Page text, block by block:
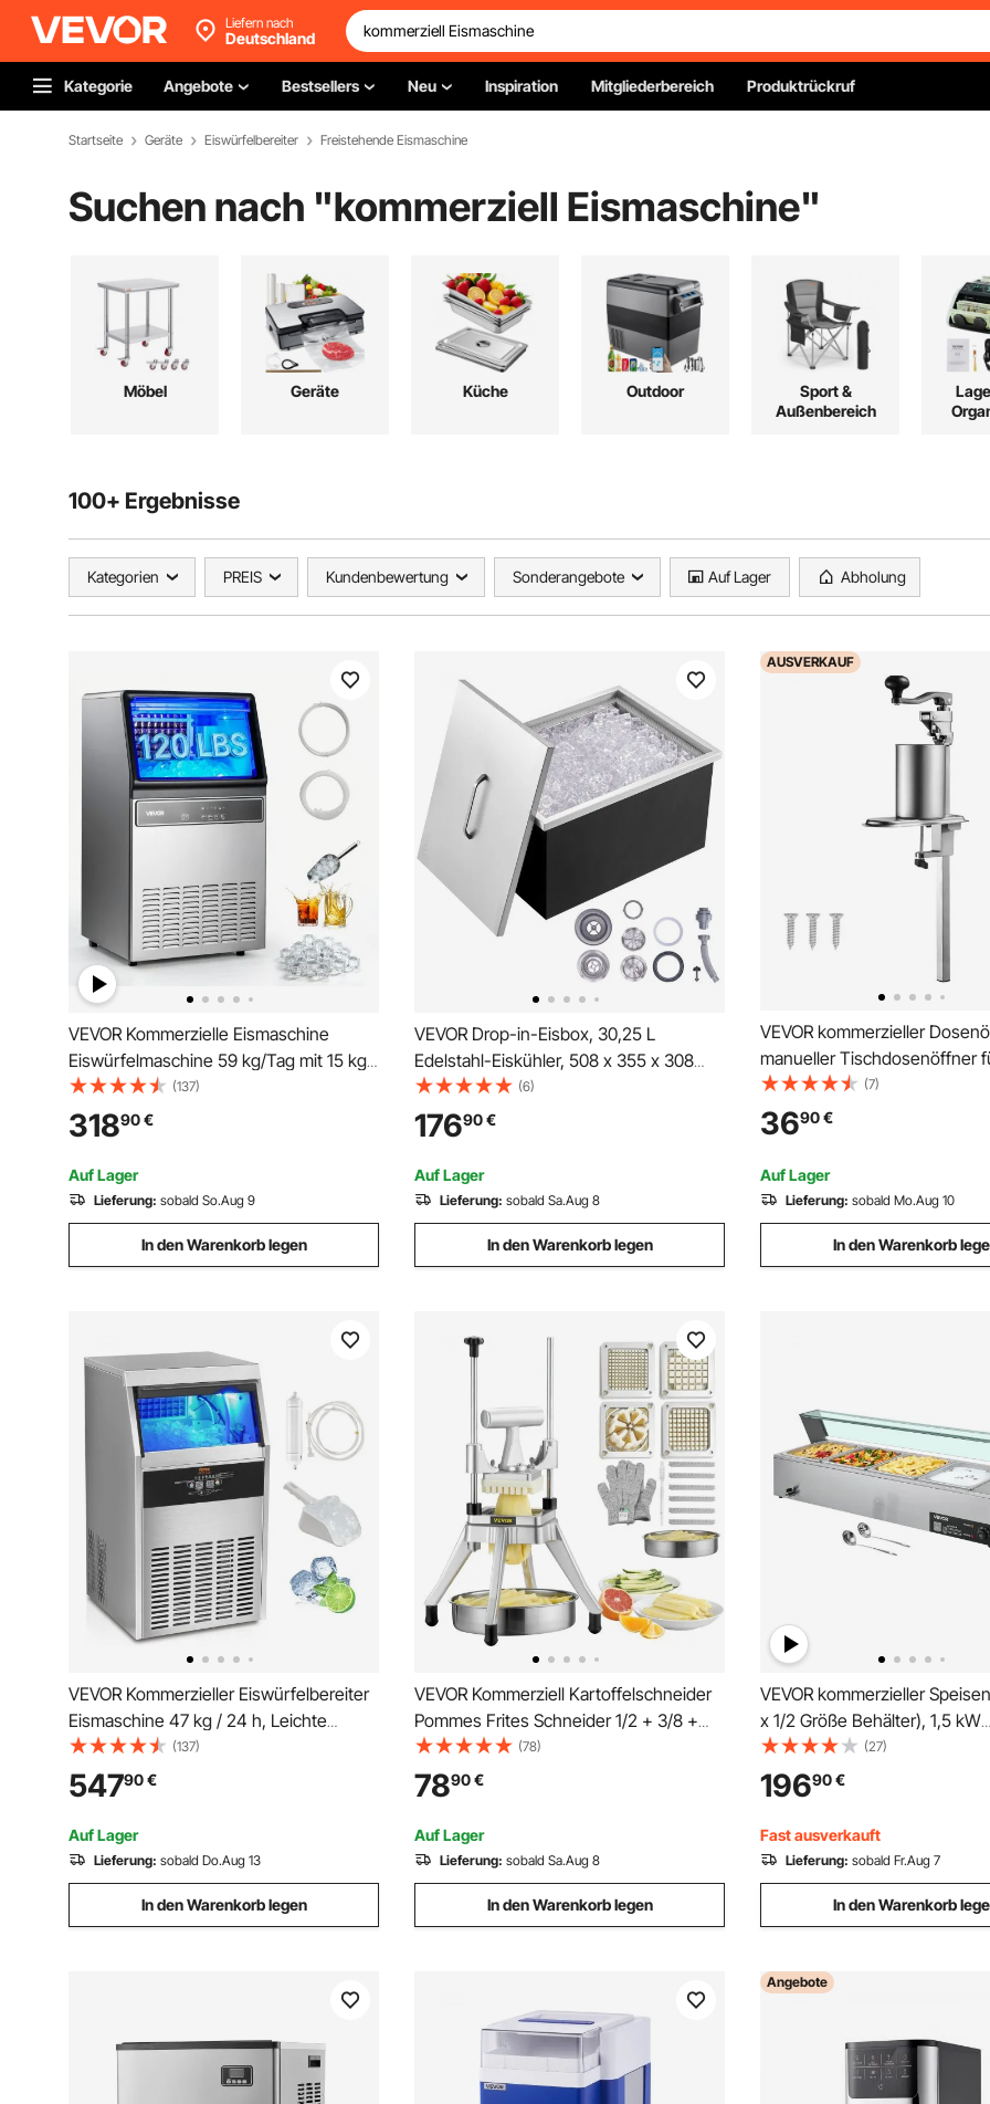
Liefern nach
Deutschland
Kategorie Angebote Bestsellers Neu Inspiration Mitgliederbereich Produktrückruf
Startseite Geräte Eiswürfelbereiter Freistehende Eismaschine
Suchen nach "kommerziell Eismaschine"
Möbel Geräte Küche Outdoor
Sport &
Außenbereich
100+ Ergebnisse
Kategorien PREIS Kundenbewertung Sonderangebote Auf Lager Abholung
VEVOR Kommerzielle Eismaschine
Eiswürfelmaschine 59 kg/Tag mit 15 kg
Speicher, Freistehender und unter der
Theke Stehender Eiswürfelbereiter aus
Edelstahl mit LED-Anzeige &
Selbstreinigung
(137)
31890€
Auf Lager
Lieferung: sobald So.Aug 9
In den Warenkorb legen
VEVOR Drop-in-Eisbox, 30,25 L
Edelstahl-Eiskühler, 508 x 355 x 308
mm Kommerzieller Eisbehälter mit
Abdeckung, Eingebaute
Eisspeichertruhe, Abflussrohr und
Ablassstopfen im Lieferumfang
Enthalten
(6)
17690€
Auf Lager
Lieferung: sobald Sa.Aug 8
In den Warenkorb legen
AUSVERKAUF
VEVOR kommerzieller
manueller Tischdosenöffner
bis zu 40 cm Höhe,
Konservenöffner mit
Tischklemme, Büchsenöffner
Restaurants Hotels
(7)
3690€
Auf Lager
Lieferung: sobald Mo.Aug 10
In den Warenkorb
VEVOR Kommerzieller Eiswürfelbereiter
Eismaschine 47 kg / 24 h, Leichte
Würfeleismaschine 15 kg
Eisspeicherkapazität 50 Stk. Eiswürfel,
Edelstahl Eiswürfelbereiter inkl.
Wasserfilter & Eisschaufel
(137)
54790€
Auf Lager
Lieferung: sobald Do.Aug 13
In den Warenkorb legen
VEVOR Kommerziell Kartoffelschneider
Pommes Frites Schneider 1/2 + 3/8 +
1/4 Zoll + 6 Keile, Frittenschneider
Gemüseschneider Zerkleinerer
Obstschneidemaschine mit 6
Ersatzklingen, Edelstahl Zerhacker
(78)
7890€
Auf Lager
Lieferung: sobald Sa.Aug 8
In den Warenkorb legen
VEVOR kommerzieller
x 1/2 Größe Behälter), 1,5 kW
elektrischer Wärmebehälter
Edelstahl mit Glasabdeckung &
Suppenkelle, Chafing Dishes
Catering Restaurant Party
(27)
19690€
Fast ausverkauft
Lieferung: sobald Fr.Aug 7
In den Warenkorb
Angebote